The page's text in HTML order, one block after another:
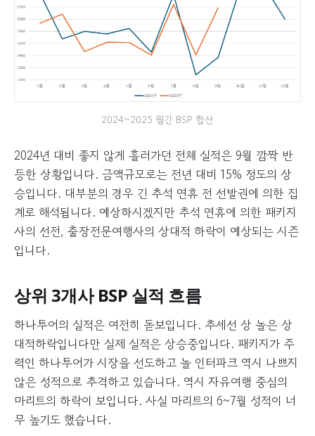
2024~2025 월간 BSP 합산
2024년 대비 좋지 않게 흘러가던 전체 실적은 9월 깜짝 반
등한 상황입니다. 금액규모로는 전년 대비 15% 정도의 상
승입니다. 대부분의 경우 긴 추석 연휴 전 선발권에 의한 집
계로 해석됩니다. 예상하시겠지만 추석 연휴에 의한 패키지
사의 선전, 출장전문여행사의 상대적 하락이 예상되는 시즌
입니다.
상위 3개사 BSP 실적 흐름
하나투어의 실적은 여전히 돋보입니다. 추세선 상 놀은 상
대적하락입니다만 실제 실적은 상승중입니다. 패키지가 주
력인 하나투어가 시장을 선도하고 놀 인터파크 역시 나쁘지
않은 성적으로 추격하고 있습니다. 역시 자유여행 중심의
마리트의 하락이 보입니다. 사실 마리트의 6~7월 성적이 너
무 높기도 했습니다.